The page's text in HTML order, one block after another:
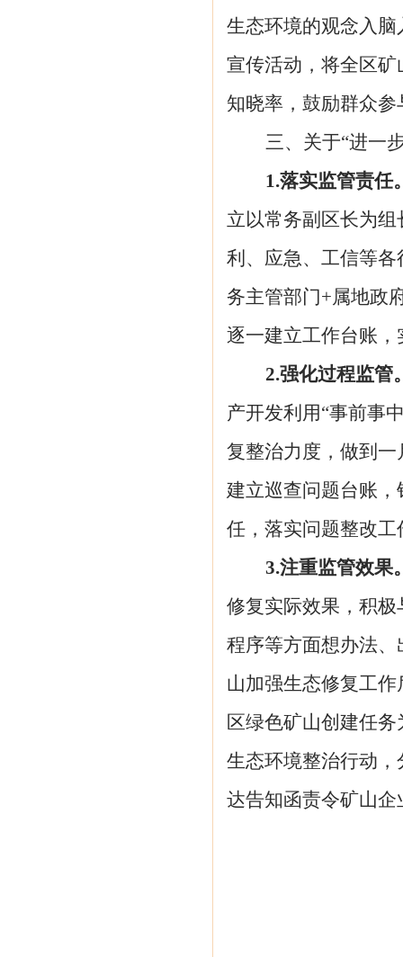
生态环境的观念入脑
宣传活动，将全区
知晓率，鼓励群众
三、关于“进一
1.落实监管责任
立以常务副区长为
利、应急、工信等
务主管部门+属地政
逐一建立工作台账
2.强化过程监管
产开发利用“事前事
复整治力度，做到
建立巡查问题台账
任，落实问题整改工
3.注重监管效果
修复实际效果，积
程序等方面想办法
山加强生态修复工
区绿色矿山创建任务
生态环境整治行动
达告知函责令矿山